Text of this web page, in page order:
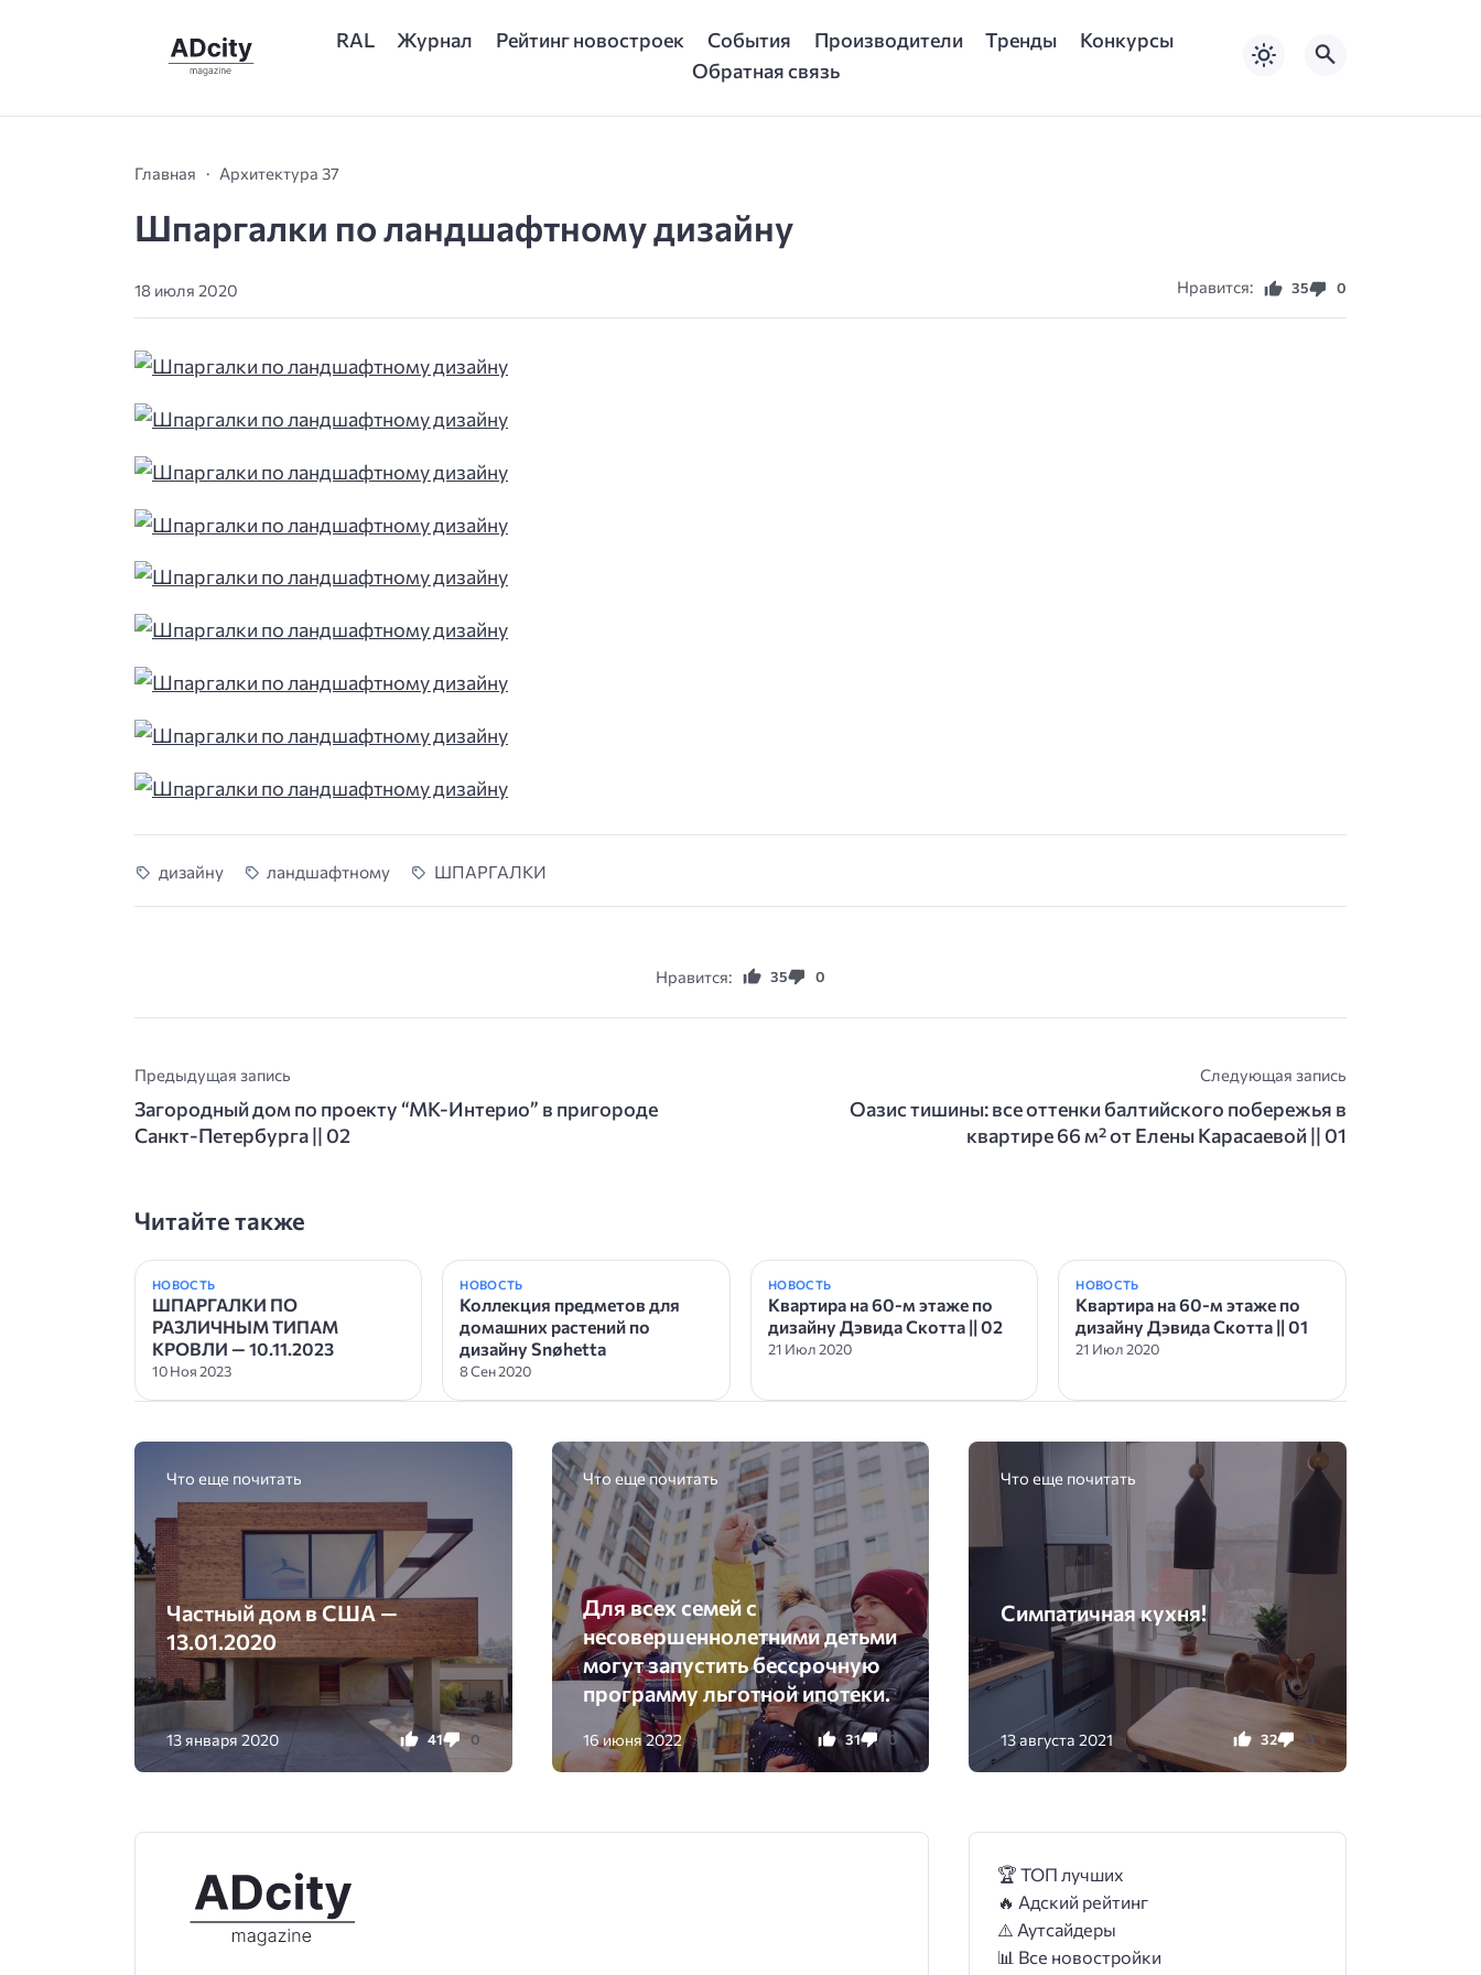
RAL Журнал Рейтинг новостроек События Производители Тренды
Конкурсы
Обратная связь
Главная Архитектура 37
Шпаргалки по ландшафтному дизайну
18 июля 2020 Нравится: 35 0
дизaйну ландшафтному ШПАРГАЛКИ
Нравится: 35 0
Предыдущая запись
Загородный дом по проекту “МК-Интерио” в пригороде
Санкт-Петербурга || 02
Следующая запись
Оазис тишины: все оттенки балтийского побережья в
квартире 66 м² от Елены Карасаевой || 01
Читайте также
НОВОСТЬ
ШПАРГАЛКИ ПО
РАЗЛИЧНЫМ ТИПАМ
КРОВЛИ — 10.11.2023
10 Ноя 2023
НОВОСТЬ
Коллекция предметов для
домашних растений по
дизайну Snøhetta
8 Сен 2020
НОВОСТЬ
Квартира на 60-м этаже по
дизайну Дэвида Скотта || 02
21 Июл 2020
НОВОСТЬ
Квартира на 60-м этаже по
дизайну Дэвида Скотта || 01
21 Июл 2020
Что еще почитать
Частный дом в США —
13.01.2020
13 января 2020 41 0
Что еще почитать
Для всех семей с
несовершеннолетними детьми
могут запустить бессрочную
программу льготной ипотеки.
16 июня 2022 31 0
Что еще почитать
Симпатичная кухня!
13 августа 2021 32 0
🏆 ТОП лучших
🔥 Адский рейтинг
⚠️ Аутсайдеры
📊 Все новостройки